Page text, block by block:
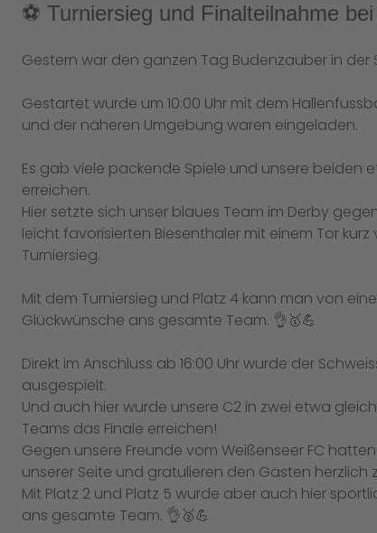
⚽️ Turniersieg und Finalteilnahme
Gestern war den ganzen Tag Budenzauber in
Gestartet wurde um 10:00 Uhr mit dem
und der näheren Umgebung waren eingeladen.
Es gab viele packende Spiele und unsere beiden
erreichen.
Hier setzte sich unser blaues Team im Derby
leicht favorisierten Biesenthaler mit einem Tor
Turniersieg.
Mit dem Turniersieg und Platz 4 kann man von
Glückwünsche ans gesamte Team. 👌🥇💪
Direkt im Anschluss ab 16:00 Uhr wurde der
ausgespielt.
Und auch hier wurde unsere C2 in zwei etwa
Teams das Finale erreichen!
Gegen unsere Freunde vom Weißenseer FC
unserer Seite und gratulieren den Gästen herzlich
Mit Platz 2 und Platz 5 wurde aber auch hier
ans gesamte Team. 👌🥈💪